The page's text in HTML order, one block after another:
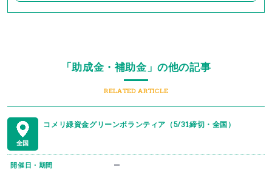
「助成金・補助金」の他の記事
RELATED ARTICLE
全国
コメリ緑資金グリーンボランティア（5/31締切・全国）
開催日・期間 ー